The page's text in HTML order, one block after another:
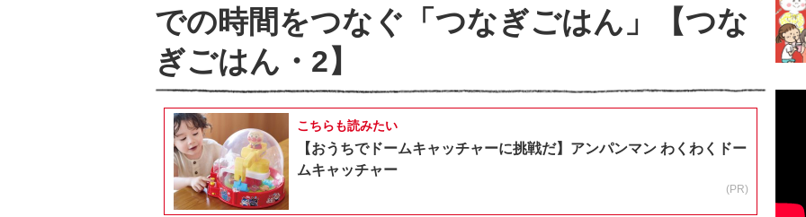
での時間をつなぐ「つなぎごはん」【つな
ぎごはん・2】
こちらも読みたい
【おうちでドームキャッチャーに挑戦だ】アンパンマン わくわくドー
ムキャッチャー
(PR)